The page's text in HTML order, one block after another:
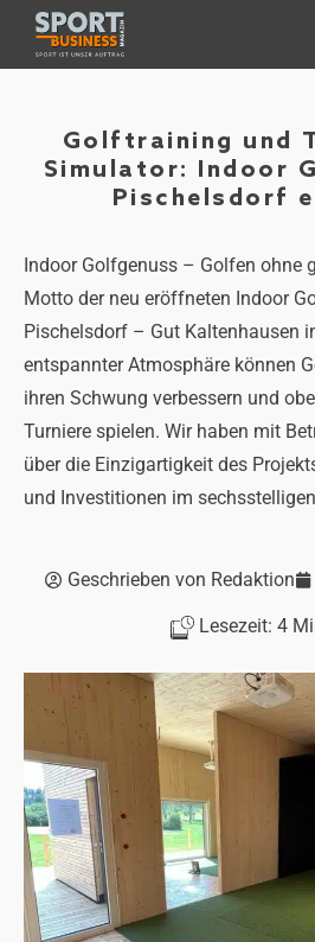
Golftraining und
Simulator: Indoor
Pischelsdorf
Indoor Golfgenuss – Golfen ohne
Motto der neu eröffneten Indoor
Pischelsdorf – Gut Kaltenhausen
entspannter Atmosphäre können
ihren Schwung verbessern und
Turniere spielen. Wir haben mit
über die Einzigartigkeit des
und Investitionen im
Geschrieben von Redaktion
Lesezeit: 4